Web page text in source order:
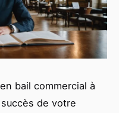
bail commercial à
de votre